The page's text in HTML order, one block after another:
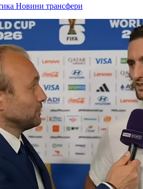
Новини трансфери